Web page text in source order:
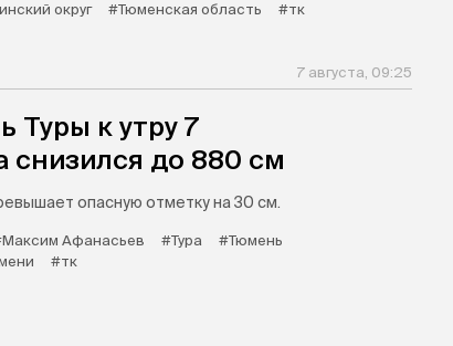
округ
#Тюменская область #тк
7 августа, 09:25
Туры к утру 7
снизился до 880 см
опасную отметку на 30 см.
Афанасьев #Тура
#Тюмень
#тк